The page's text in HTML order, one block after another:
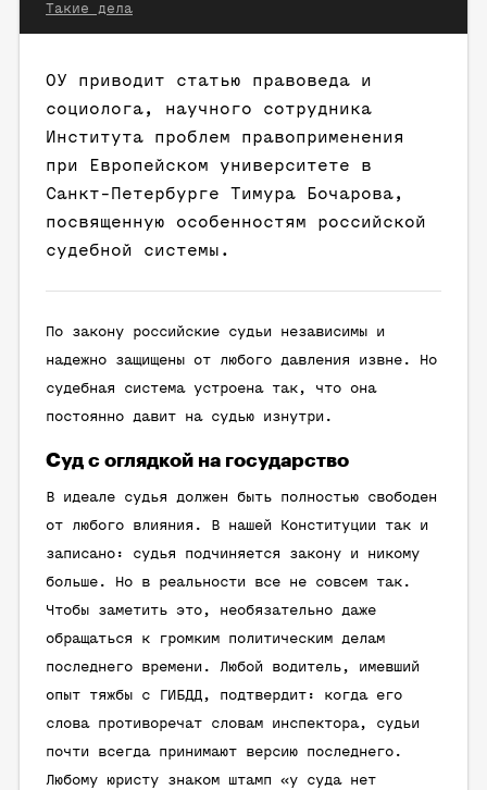
Такие дела
ОУ приводит статью правоведа и
социолога, научного сотрудника
Института проблем правоприменения
при Европейском университете в
Санкт-Петербурге Тимура Бочарова,
посвященную особенностям российской
судебной системы.
По закону российские судьи независимы и
надежно защищены от любого давления извне. Но
судебная система устроена так, что она
постоянно давит на судью изнутри.
Суд с оглядкой на государство
В идеале судья должен быть полностью свободен
от любого влияния. В нашей Конституции так и
записано: судья подчиняется закону и никому
больше. Но в реальности все не совсем так.
Чтобы заметить это, необязательно даже
обращаться к громким политическим делам
последнего времени. Любой водитель, имевший
опыт тяжбы с ГИБДД, подтвердит: когда его
слова противоречат словам инспектора, судьи
почти всегда принимают версию последнего.
Любому юристу знаком штамп «у суда нет